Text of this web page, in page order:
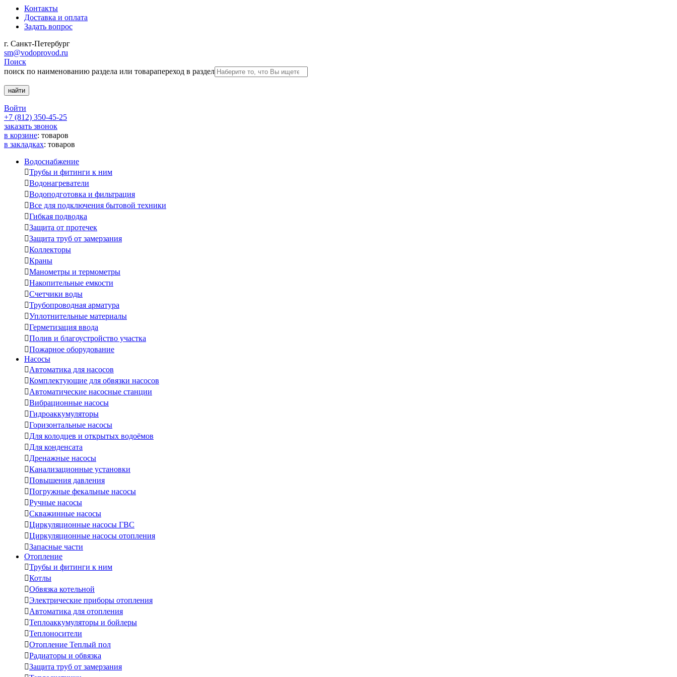
Контакты
Доставка и оплата
Задать вопрос
г. Санкт-Петербург
sm@vodoprovod.ru
Поиск
поиск по наименованию раздела или товарапереход в раздел
Войти
+7 (812) 350-45-25
заказать звонок
в корзине: товаров
в закладках: товаров
Водоснабжение
Трубы и фитинги к ним
Водонагреватели
Водоподготовка и фильтрация
Все для подключения бытовой техники
Гибкая подводка
Защита от протечек
Защита труб от замерзания
Коллекторы
Краны
Манометры и термометры
Накопительные емкости
Счетчики воды
Трубопроводная арматура
Уплотнительные материалы
Герметизация ввода
Полив и благоустройство участка
Пожарное оборудование
Насосы
Автоматика для насосов
Комплектующие для обвязки насосов
Автоматические насосные станции
Вибрационные насосы
Гидроаккумуляторы
Горизонтальные насосы
Для колодцев и открытых водоёмов
Для конденсата
Дренажные насосы
Канализационные установки
Повышения давления
Погружные фекальные насосы
Ручные насосы
Скважинные насосы
Циркуляционные насосы ГВС
Циркуляционные насосы отопления
Запасные части
Отопление
Трубы и фитинги к ним
Котлы
Обвязка котельной
Электрические приборы отопления
Автоматика для отопления
Теплоаккумуляторы и бойлеры
Теплоносители
Отопление Теплый пол
Радиаторы и обвязка
Защита труб от замерзания